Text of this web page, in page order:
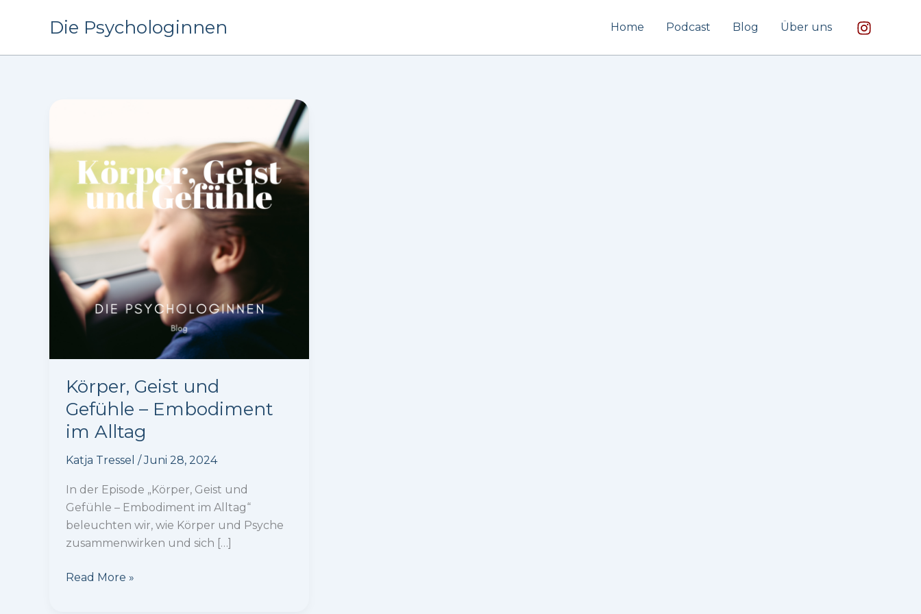
Die Psychologinnen Home Podcast Blog Über uns
Körper, Geist und
Gefühle – Embodiment
im Alltag
Katja Tressel /Juni 28, 2024
In der Episode „Körper, Geist und
Gefühle – Embodiment im Alltag“
beleuchten wir, wie Körper und Psyche
zusammenwirken und sich […]
Körper,
Read More »